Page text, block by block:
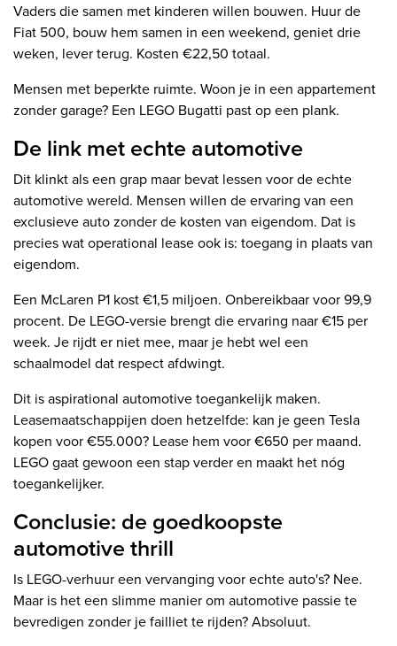
Vaders die samen met kinderen willen bouwen. Huur de
Fiat 500, bouw hem samen in een weekend, geniet drie
weken, lever terug. Kosten €22,50 totaal.
Mensen met beperkte ruimte. Woon je in een appartement
zonder garage? Een LEGO Bugatti past op een plank.
De link met echte automotive
Dit klinkt als een grap maar bevat lessen voor de echte
automotive wereld. Mensen willen de ervaring van een
exclusieve auto zonder de kosten van eigendom. Dat is
precies wat operational lease ook is: toegang in plaats van
eigendom.
Een McLaren P1 kost €1,5 miljoen. Onbereikbaar voor 99,9
procent. De LEGO-versie brengt die ervaring naar €15 per
week. Je rijdt er niet mee, maar je hebt wel een
schaalmodel dat respect afdwingt.
Dit is aspirational automotive toegankelijk maken.
Leasemaatschappijen doen hetzelfde: kan je geen Tesla
kopen voor €55.000? Lease hem voor €650 per maand.
LEGO gaat gewoon een stap verder en maakt het nóg
toegankelijker.
Conclusie: de goedkoopste
automotive thrill
Is LEGO-verhuur een vervanging voor echte auto's? Nee.
Maar is het een slimme manier om automotive passie te
bevredigen zonder je failliet te rijden? Absoluut.